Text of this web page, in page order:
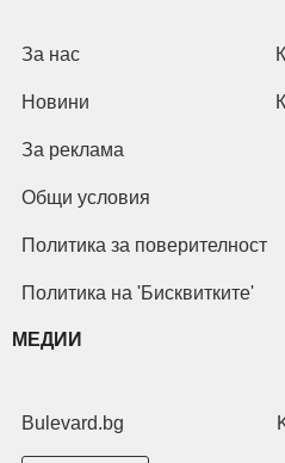
За нас
Новини
За реклама
Общи условия
Политика за поверителност
Политика на 'Бисквитките'
МЕДИИ
Bulevard.bg